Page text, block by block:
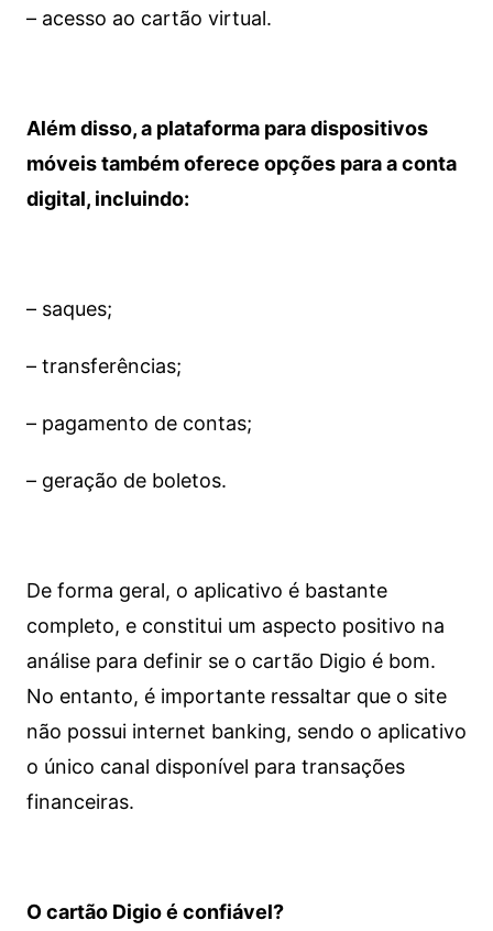
– acesso ao cartão virtual.
Além disso, a plataforma para dispositivos
móveis também oferece opções para a conta
digital, incluindo:
– saques;
– transferências;
– pagamento de contas;
– geração de boletos.
De forma geral, o aplicativo é bastante
completo, e constitui um aspecto positivo na
análise para definir se o cartão Digio é bom.
No entanto, é importante ressaltar que o site
não possui internet banking, sendo o aplicativo
o único canal disponível para transações
financeiras.
O cartão Digio é confiável?